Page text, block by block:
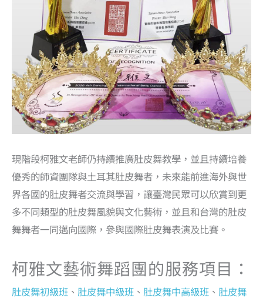
現階段柯雅文老師仍持續推廣肚皮舞教學，並且持續培養
優秀的師資團隊與土耳其肚皮舞者，未來能前進海外與世
界各國的肚皮舞者交流與學習，讓臺灣民眾可以欣賞到更
多不同類型的肚皮舞風貌與文化藝術，並且和台灣的肚皮
舞舞者一同邁向國際，參與國際肚皮舞表演及比賽。
柯雅文藝術舞蹈團的服務項目：
肚皮舞初級班 、 肚皮舞中級班 、 肚皮舞中高級班 、 肚皮舞